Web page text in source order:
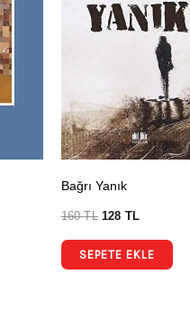
Bağrı Yanık
160TL 128 TL
SEPETE EKLE